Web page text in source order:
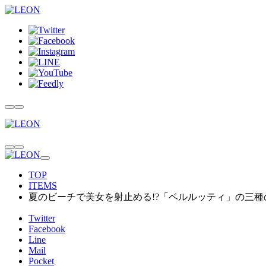
TOP
ITEMS
夏のビーチで美女を射止める!?「ベルルッティ」の三種
Twitter
Facebook
Line
Mail
Pocket